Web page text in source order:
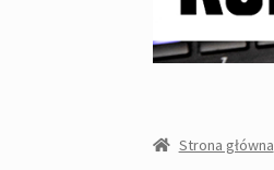
Strona główna